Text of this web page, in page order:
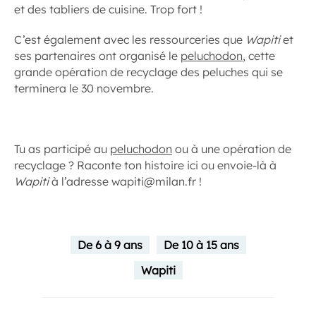
et des tabliers de cuisine. Trop fort !
C’est également avec les ressourceries que Wapitiet
ses partenaires ont organisé le peluchodon, cette
grande opération de recyclage des peluches qui se
terminera le 30 novembre.
Tu as participé au peluchodon ou à une opération de
recyclage ? Raconte ton histoire ici ou envoie-là à
Wapitià l’adresse wapiti@milan.fr !
De 6 à 9 ans
De 10 à 15 ans
Wapiti